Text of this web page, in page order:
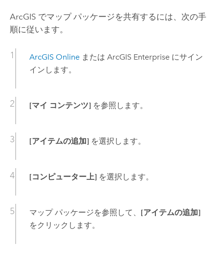
ArcGIS でマップ パッケージを共有するには、次の手
順に従います。
ArcGIS Onlineまたは ArcGIS Enterpriseにサイン
インします。
[マイ コンテンツ]を参照します。
[アイテムの追加]を選択します。
[コンピューター上]を選択します。
マップ パッケージを参照して、 [アイテムの追加]
をクリックします。